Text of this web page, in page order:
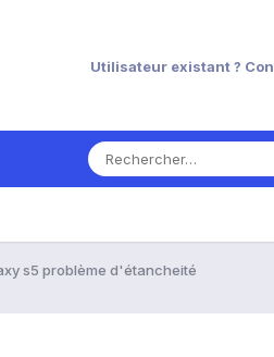
Utilisateur existant ?
s5 problème d'étancheité